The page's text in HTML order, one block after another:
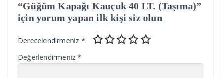
“Güğüm Kapağı Kauçuk 40 LT. (Taşıma)”
için yorum yapan ilk kişi siz olun
Derecelendirmeniz *
Değerlendirmeniz*